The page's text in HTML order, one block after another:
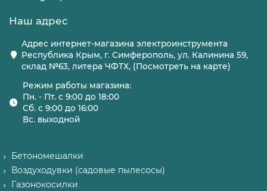
Наш адрес
Адрес интернет-магазина электроинструмента
Республика Крым, г. Симферополь, ул. Калинина 59,
склад №63, литера ЧФТХ, (Посмотреть на карте)
Режим работы магазина:
Пн. - Пт. с 9:00 до 18:00
Сб. с 9:00 до 16:00
Вс. выходной
Бетономешалки
Воздуходувки (садовые пылесосы)
Газонокосилки